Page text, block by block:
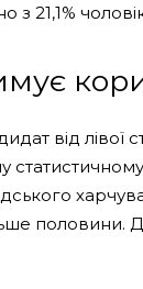
з 21,1%
від лівої
половини.